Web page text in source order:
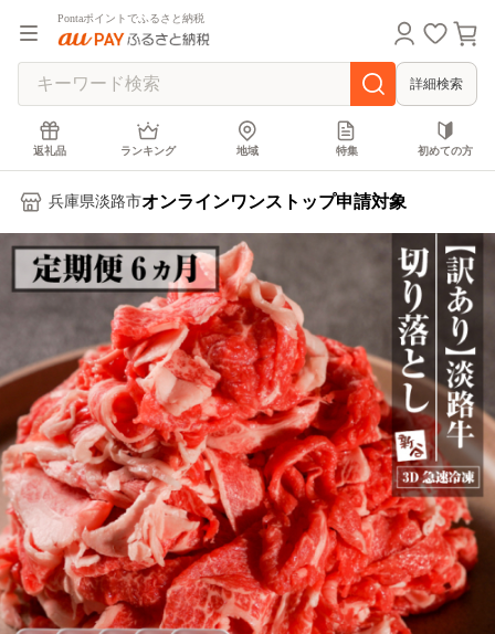
Pontaポイントでふるさと納税
詳細検索
返礼品 ランキング 地域 特集 初めての方
兵庫県淡路市オンラインワンストップ申請対象